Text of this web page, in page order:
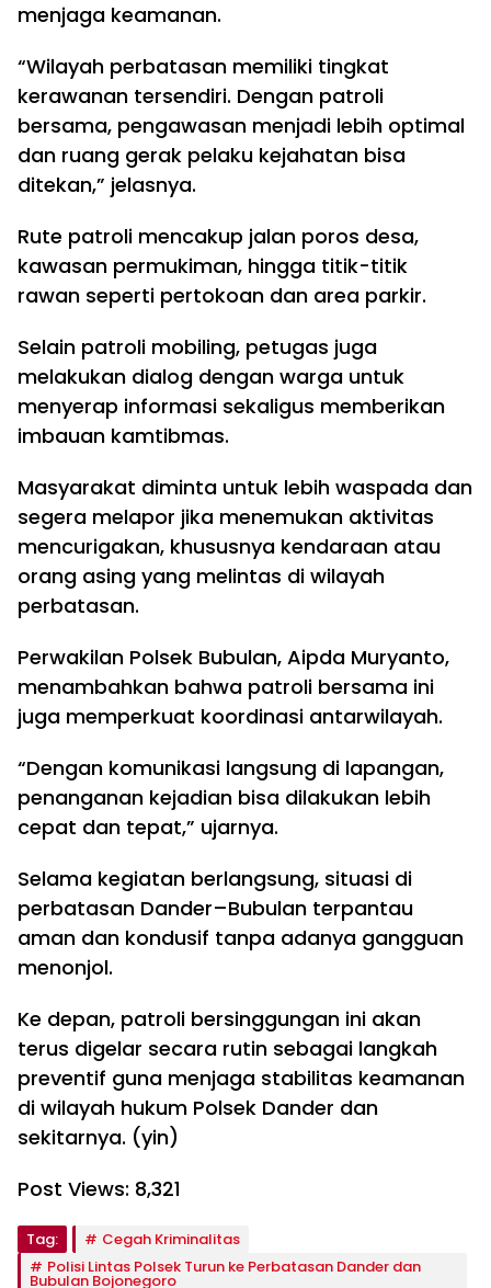
menjaga keamanan.
“Wilayah perbatasan memiliki tingkat
kerawanan tersendiri. Dengan patroli
bersama, pengawasan menjadi lebih optimal
dan ruang gerak pelaku kejahatan bisa
ditekan,” jelasnya.
Rute patroli mencakup jalan poros desa,
kawasan permukiman, hingga titik-titik
rawan seperti pertokoan dan area parkir.
Selain patroli mobiling, petugas juga
melakukan dialog dengan warga untuk
menyerap informasi sekaligus memberikan
imbauan kamtibmas.
Masyarakat diminta untuk lebih waspada dan
segera melapor jika menemukan aktivitas
mencurigakan, khususnya kendaraan atau
orang asing yang melintas di wilayah
perbatasan.
Perwakilan Polsek Bubulan, Aipda Muryanto,
menambahkan bahwa patroli bersama ini
juga memperkuat koordinasi antarwilayah.
“Dengan komunikasi langsung di lapangan,
penanganan kejadian bisa dilakukan lebih
cepat dan tepat,” ujarnya.
Selama kegiatan berlangsung, situasi di
perbatasan Dander–Bubulan terpantau
aman dan kondusif tanpa adanya gangguan
menonjol.
Ke depan, patroli bersinggungan ini akan
terus digelar secara rutin sebagai langkah
preventif guna menjaga stabilitas keamanan
di wilayah hukum Polsek Dander dan
sekitarnya. (yin)
Post Views: 8,321
Tag:
Cegah Kriminalitas
Polisi Lintas Polsek Turun ke Perbatasan Dander dan
Bubulan Bojonegoro